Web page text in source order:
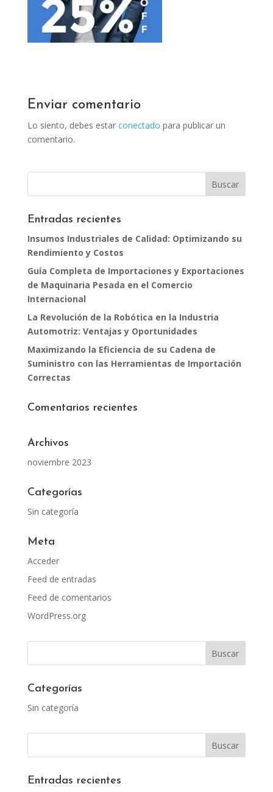
Enviar comentario
Lo siento, debes estar conectado para publicar un
comentario.
Entradas recientes
Insumos Industriales de Calidad: Optimizando su
Rendimiento y Costos
Guía Completa de Importaciones y Exportaciones
de Maquinaria Pesada en el Comercio
Internacional
La Revolución de la Robótica en la Industria
Automotriz: Ventajas y Oportunidades
Maximizando la Eficiencia de su Cadena de
Suministro con las Herramientas de Importación
Correctas
Comentarios recientes
Archivos
noviembre 2023
Categorías
Sin categoría
Meta
Acceder
Feed de entradas
Feed de comentarios
WordPress.org
Categorías
Sin categoría
Entradas recientes